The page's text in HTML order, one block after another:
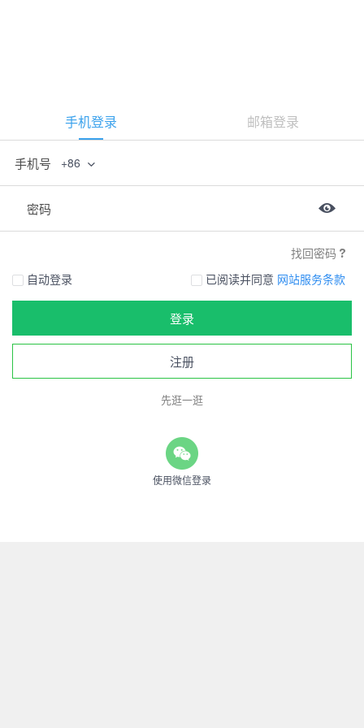
手机登录 邮箱登录
手机号 +86
密码
找回密码
自动登录
已阅读并同意 网站服务条款
登录
注册
先逛一逛
使用微信登录